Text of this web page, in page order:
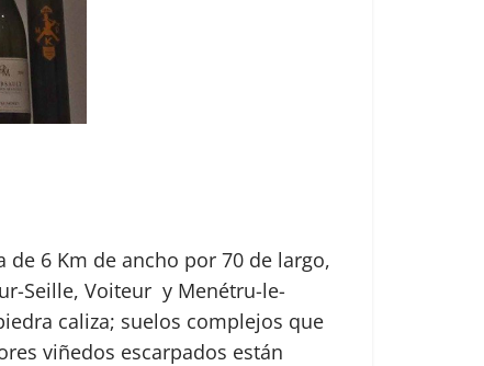
de 6 Km de ancho por 70 de largo,
Seille, Voiteur y Menétru-le-
caliza; suelos complejos que
viñedos escarpados están